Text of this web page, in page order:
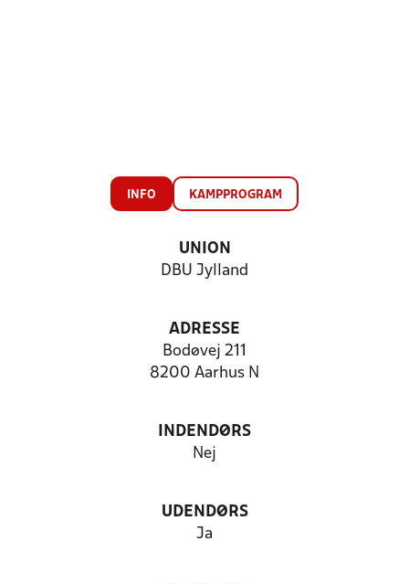
INFO KAMPPROGRAM
UNION
DBU Jylland
ADRESSE
Bodøvej 211
8200 Aarhus N
INDENDØRS
Nej
UDENDØRS
Ja